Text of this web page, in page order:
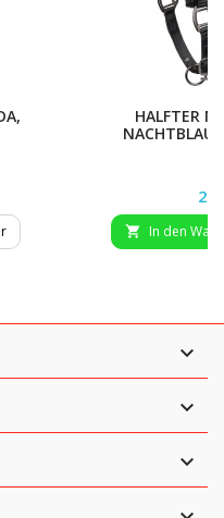
HALFTER
NACHTBLAU/
 In den


